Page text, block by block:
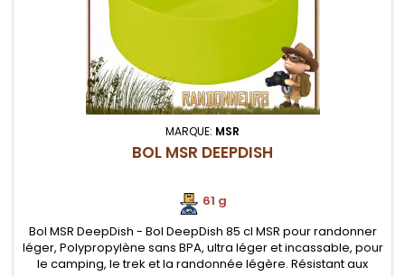
MARQUE: MSR
BOL MSR DEEPDISH
61 g
Bol MSR DeepDish - Bol DeepDish 85 cl MSR pour randonner
léger, Polypropylène sans BPA, ultra léger et incassable, pour
le camping, le trek et la randonnée légère. Résistant aux